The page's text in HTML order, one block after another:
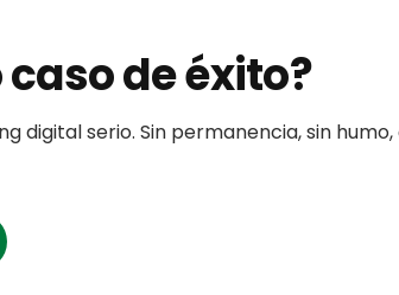
de éxito?
digital serio. Sin permanencia, sin humo,